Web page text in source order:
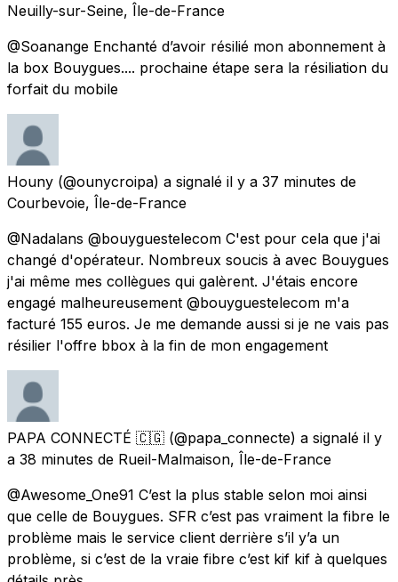
Neuilly-sur-Seine, Île-de-France
@Soanange Enchanté d’avoir résilié mon abonnement à
la box Bouygues.... prochaine étape sera la résiliation du
forfait du mobile
Houny (@ounycroipa) a signalé il y a 37 minutes de
Courbevoie, Île-de-France
@Nadalans @bouyguestelecom C'est pour cela que j'ai
changé d'opérateur. Nombreux soucis à avec Bouygues
j'ai même mes collègues qui galèrent. J'étais encore
engagé malheureusement @bouyguestelecom m'a
facturé 155 euros. Je me demande aussi si je ne vais pas
résilier l'offre bbox à la fin de mon engagement
PAPA CONNECTÉ 🇨🇬 (@papa_connecte) a signalé il y
a 38 minutes de Rueil-Malmaison, Île-de-France
@Awesome_One91 C’est la plus stable selon moi ainsi
que celle de Bouygues. SFR c’est pas vraiment la fibre le
problème mais le service client derrière s’il y’a un
problème, si c’est de la vraie fibre c’est kif kif à quelques